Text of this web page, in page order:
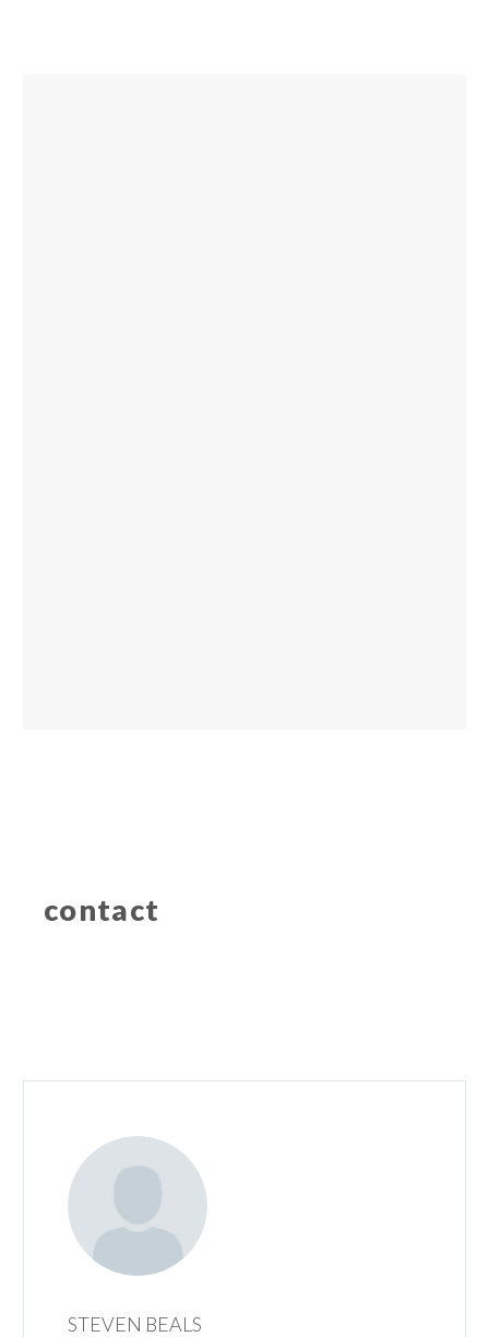
contact
STEVEN BEALS